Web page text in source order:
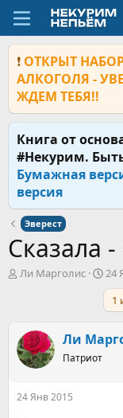
❗ ОТКРЫТ
АЛКОГОЛЯ -
ЖДЕМ ТЕБЯ!!
Книга от
#Некурим.
Бумажная
версия
Эверест
Сказала -
А
т
е
Ли Марголис
Д
а
а
а
24
1
Ли
Патриот
24 Янв 2015